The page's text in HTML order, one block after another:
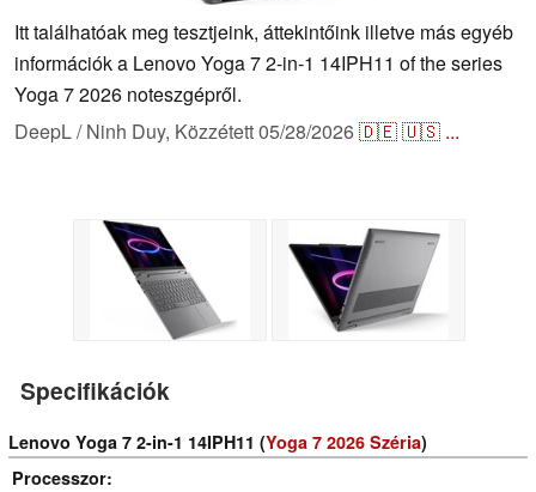
Itt találhatóak meg tesztjeink, áttekintőink illetve más egyéb
információk a Lenovo Yoga 7 2-in-1 14IPH11 of the series
Yoga 7 2026 noteszgépről.
DeepL / Ninh Duy, Közzétett05/28/2026🇩🇪🇺🇸 ...
Specifikációk
Lenovo Yoga 7 2-in-1 14IPH11 (Yoga 7 2026 Széria)
Processzor